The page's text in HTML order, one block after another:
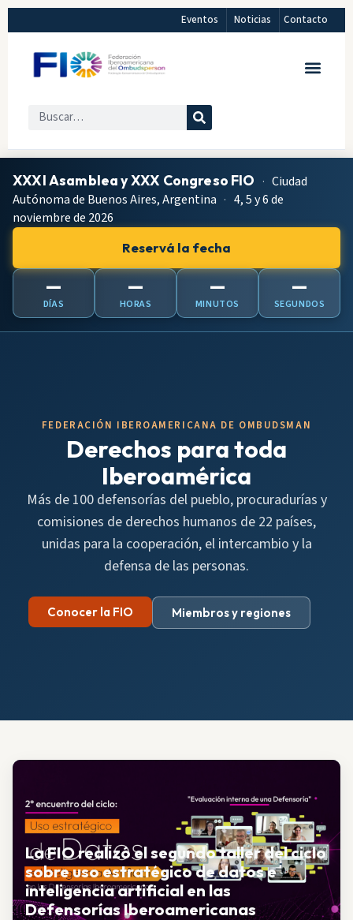
Eventos Noticias Contacto
XXXI Asamblea y XXX Congreso FIO · Ciudad
Autónoma de Buenos Aires, Argentina · 4, 5 y 6 de
noviembre de 2026
Reservá la fecha
—
DÍAS
—
HORAS
—
MINUTOS
—
SEGUNDOS
FEDERACIÓN IBEROAMERICANA DE OMBUDSMAN
Derechos para toda
Iberoamérica
Más de 100 defensorías del pueblo, procuradurías y
comisiones de derechos humanos de 22 países,
unidas para la cooperación, el intercambio y la
defensa de las personas.
Conocer la FIO Miembros y regiones
La FIO realizó el segundo taller del ciclo
sobre uso estratégico de datos e
inteligencia artificial en las
Defensorías Iberoamericanas